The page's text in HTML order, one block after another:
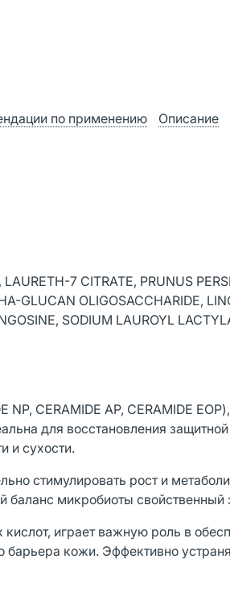
по применению Описание
7 CITRATE, PRUNUS
GLUCAN OLIGOSACCHARIDE,
SODIUM LAUROYL
CERAMIDE AP, CERAMIDE
для восстановления
и сухости.
стимулировать рост и
микробиоты свойственный
играет важную роль в
кожи. Эффективно